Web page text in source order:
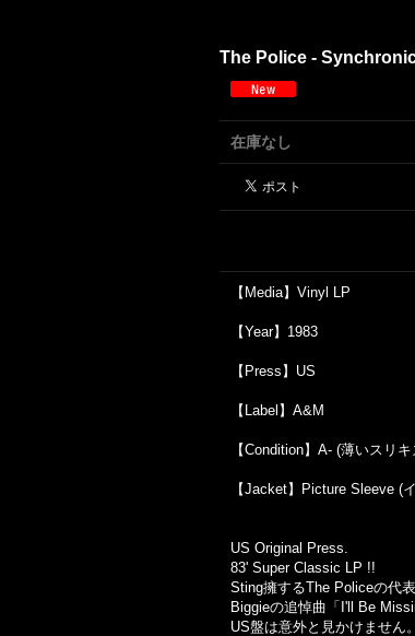
The Police -
在庫なし
【Media】Vinyl LP
【Year】1983
【Press】US
【Label】A&M
【Condition】A- (薄いスリキ
【Jacket】Picture Sleeve (
US Original Press.
83' Super Classic LP !!
Sting擁するThe Policeの代
Biggieの追悼曲「I'll Be
US盤は意外と見かけません。